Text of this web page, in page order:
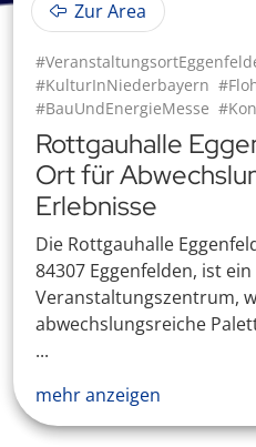
Zur Area
#KulturInNiederbayern
#BauUndEnergieMesse
Rottgauhalle
Ort für
Erlebnisse
Die Rottgauhalle
84307 Eggenfelden, ist ein
Veranstaltungszentrum,
abwechslungsreiche
...
mehr anzeigen